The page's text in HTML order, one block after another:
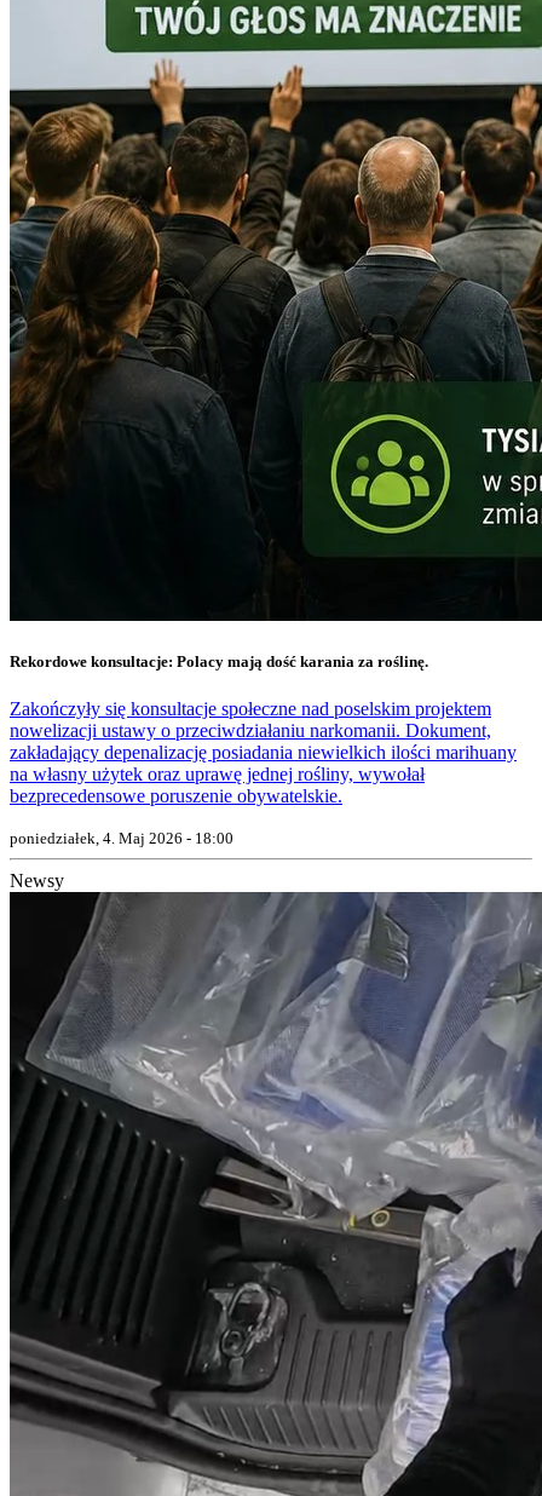
Rekordowe konsultacje: Polacy mają dość karania za roślinę.
Zakończyły się konsultacje społeczne nad poselskim projektem
nowelizacji ustawy o przeciwdziałaniu narkomanii. Dokument,
zakładający depenalizację posiadania niewielkich ilości marihuany
na własny użytek oraz uprawę jednej rośliny, wywołał
bezprecedensowe poruszenie obywatelskie.
poniedziałek, 4. Maj 2026 - 18:00
Newsy